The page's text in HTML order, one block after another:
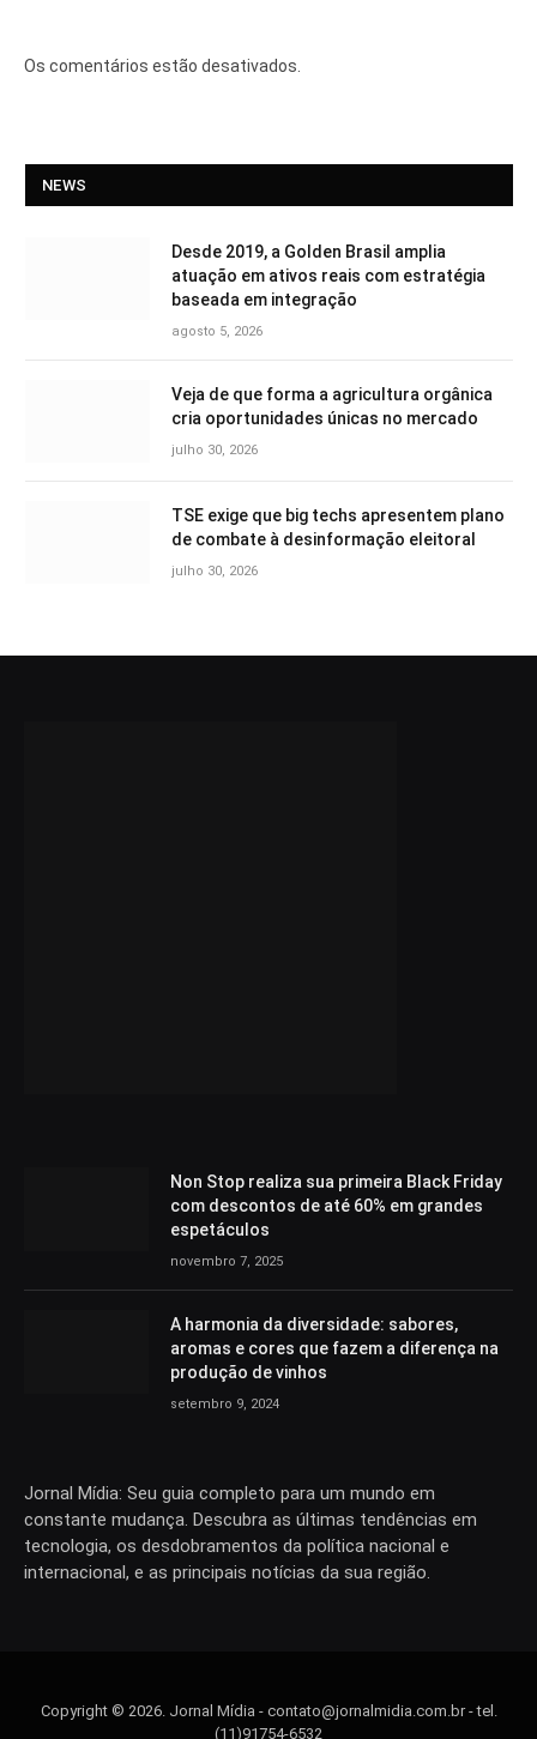
Os comentários estão desativados.
NEWS
Desde 2019, a Golden Brasil amplia
atuação em ativos reais com estratégia
baseada em integração
agosto 5, 2026
Veja de que forma a agricultura orgânica
cria oportunidades únicas no mercado
julho 30, 2026
TSE exige que big techs apresentem plano
de combate à desinformação eleitoral
julho 30, 2026
Non Stop realiza sua primeira Black Friday
com descontos de até 60% em grandes
espetáculos
novembro 7, 2025
A harmonia da diversidade: sabores,
aromas e cores que fazem a diferença na
produção de vinhos
setembro 9, 2024
Jornal Mídia: Seu guia completo para um mundo em
constante mudança. Descubra as últimas tendências em
tecnologia, os desdobramentos da política nacional e
internacional, e as principais notícias da sua região.
Copyright © 2026. Jornal Mídia - contato@jornalmidia.com.br- tel.
(11)91754-6532